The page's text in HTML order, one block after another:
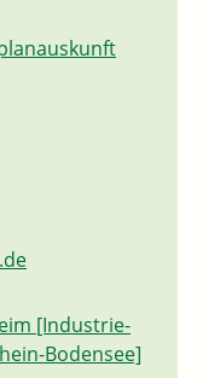
[Industrie-
Bodensee]